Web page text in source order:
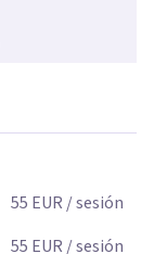
55 EUR / sesión
55 EUR / sesión